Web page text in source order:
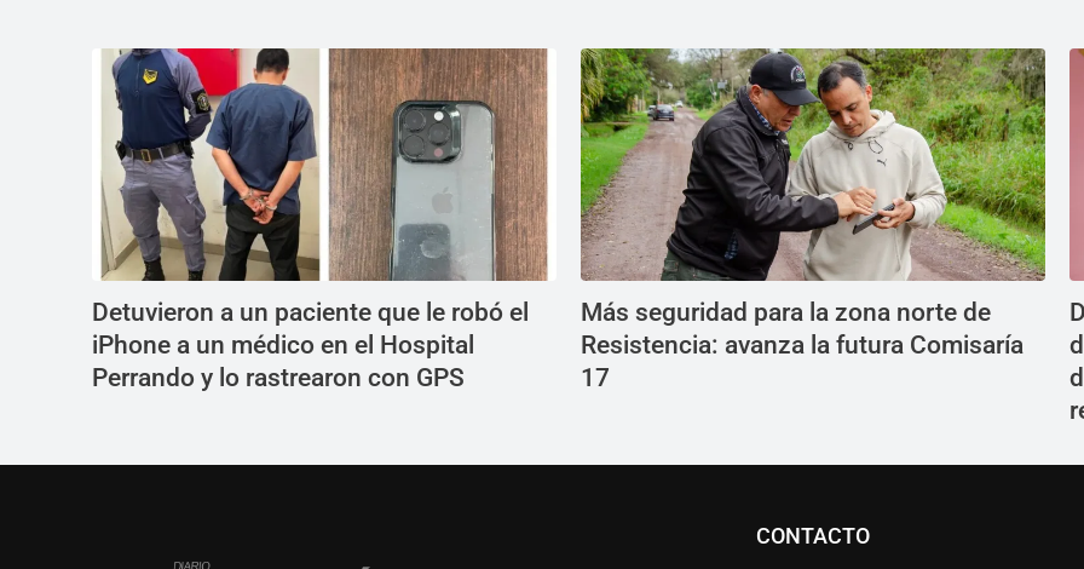
Detuvieron a un paciente que le robó el
iPhone a un médico en el Hospital
Perrando y lo rastrearon con GPS
Más seguridad para la zona norte de
Resistencia: avanza la futura Comisaría
17
CONTACTO